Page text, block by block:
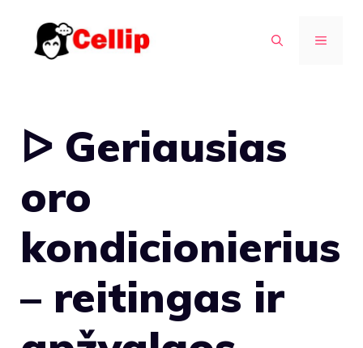
turinio
MENIU
ᐅ Geriausias
oro
kondicionierius
– reitingas ir